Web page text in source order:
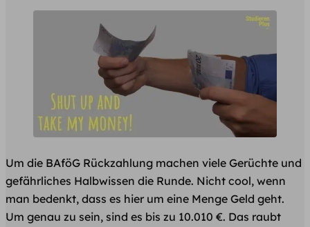
Um die BAföG Rückzahlung machen viele Gerüchte und
gefährliches Halbwissen die Runde. Nicht cool, wenn
man bedenkt, dass es hier um eine Menge Geld geht.
Um genau zu sein, sind es bis zu 10.010 €. Das raubt